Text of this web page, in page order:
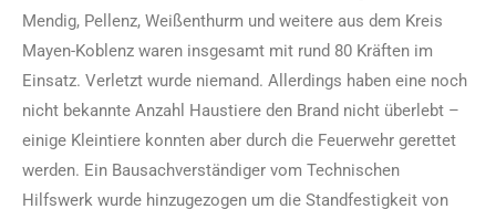
Mendig, Pellenz, Weißenthurm und weitere aus dem Kreis
Mayen-Koblenz waren insgesamt mit rund 80 Kräften im
Einsatz. Verletzt wurde niemand. Allerdings haben eine noch
nicht bekannte Anzahl Haustiere den Brand nicht überlebt –
einige Kleintiere konnten aber durch die Feuerwehr gerettet
werden. Ein Bausachverständiger vom Technischen
Hilfswerk wurde hinzugezogen um die Standfestigkeit von